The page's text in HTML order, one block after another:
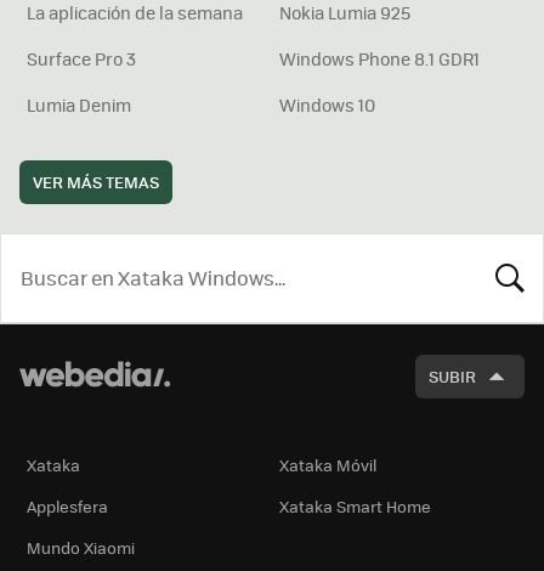
La aplicación de la semana
Nokia Lumia 925
Surface Pro 3
Windows Phone 8.1 GDR1
Lumia Denim
Windows 10
VER MÁS TEMAS
SUBIR
Xataka
Xataka Móvil
Applesfera
Xataka Smart Home
Mundo Xiaomi